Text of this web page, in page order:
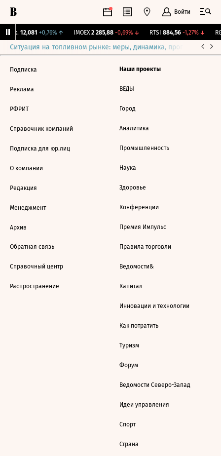
Войти
Бирж. 12,081 +0,76%↑ IMOEX 2 285,88 -0,69%↓ RTSI 884,56 -1,27%↓
Ситуация на топливном рынке: меры, динамика, прогнозы
Подписка
Реклама
РФРИТ
Справочник компаний
Подписка для юр.лиц
О компании
Редакция
Менеджмент
Архив
Обратная связь
Справочный центр
Распространение
Наши проекты
ВЕДЫ
Город
Аналитика
Промышленность
Наука
Здоровье
Конференции
Премия Импульс
Правила торговли
Ведомости&
Капитал
Инновации и технологии
Как потратить
Туризм
Форум
Ведомости Северо-Запад
Идеи управления
Спорт
Страна